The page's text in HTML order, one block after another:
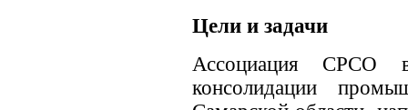
Цели и задачи
Ассоциация СРСО
консолидации